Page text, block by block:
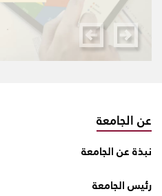
عن الجامعة
نبذة عن الجامعة
رئيس الجامعة